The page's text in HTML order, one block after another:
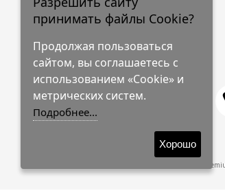
круглосуточно.
© 2009-2026 Shaik-Premium
Shaik-
принимать файлы Cookie?
Продолжая пользоваться
сайтом, вы соглашаетесь с
использованием «Cookie» и
метрических систем.
Подробнее...
Хорошо